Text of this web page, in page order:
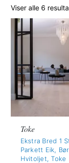
Viser alle 6
Toke
Ekstra Bred 1
Parkett Eik,
Hvitoljet, Toke